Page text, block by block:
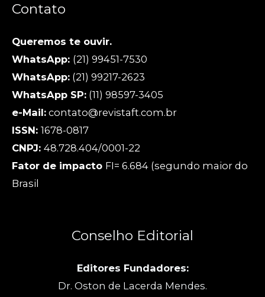
Contato
Queremos te ouvir.
WhatsApp: (21) 99451-7530
WhatsApp: (21) 99217-2623
WhatsApp SP: (11) 98597-3405
e-Mail: contato@revistaft.com.br
ISSN: 1678-0817
CNPJ: 48.728.404/0001-22
Fator de impacto FI= 6.684 (segundo maior do
Brasil
Conselho Editorial
Editores Fundadores:
Dr. Oston de Lacerda Mendes.